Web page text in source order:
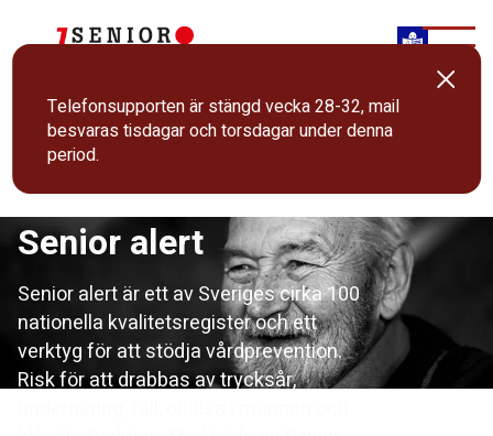
ENGLISH
MENY
Telefonsupporten är stängd vecka 28-32, mail
besvaras tisdagar och torsdagar under denna
period.
Senior alert
Senior alert är ett av Sveriges cirka 100
nationella kvalitetsregister och ett
verktyg för att stödja vårdprevention.
Risk för att drabbas av trycksår,